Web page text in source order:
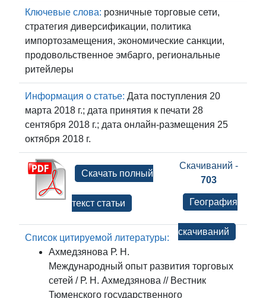
Ключевые слова: розничные торговые сети,
стратегия диверсификации, политика
импортозамещения, экономические санкции,
продовольственное эмбарго, региональные
ритейлеры
Информация о статье: Дата поступления 20
марта 2018 г.; дата принятия к печати 28
сентября 2018 г.; дата онлайн-размещения 25
октября 2018 г.
Скачиваний -
703
География
скачиваний
Скачать полный
текст статьи
Список цитируемой литературы:
Ахмедзянова Р. Н.
Международный опыт развития торговых
сетей / Р. Н. Ахмедзянова // Вестник
Тюменского государственного